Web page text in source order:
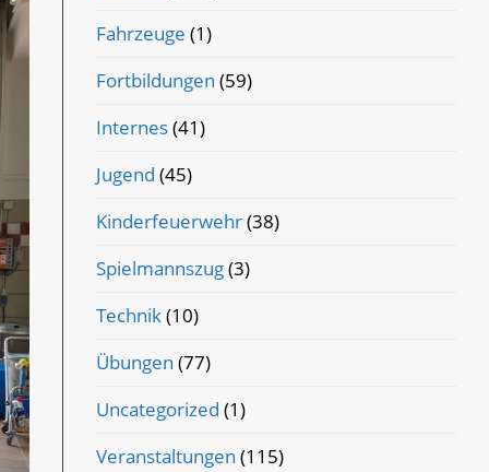
Fahrzeuge (1)
Fortbildungen (59)
Internes(41)
Jugend (45)
Kinderfeuerwehr(38)
Spielmannszug(3)
Technik(10)
Übungen (77)
Uncategorized (1)
Veranstaltungen (115)